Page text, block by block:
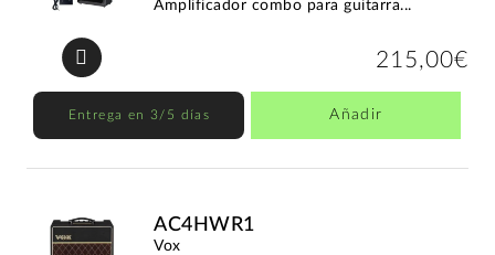
Amplificador combo para guitarra...
215,00€
Entrega en 3/5 días Añadir
AC4HWR1
Vox